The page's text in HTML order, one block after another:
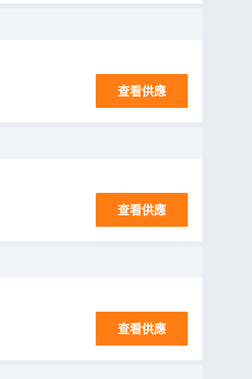
查看供應
查看供應
查看供應